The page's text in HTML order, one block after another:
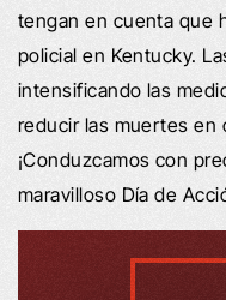
tengan en cuenta que
policial en Kentucky.
intensificando las
reducir las muertes en
¡Conduzcamos con
maravilloso Día de